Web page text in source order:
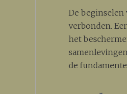
De
verbonden.
het
de